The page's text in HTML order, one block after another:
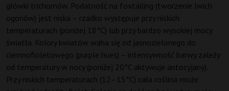
główki trichomów. Podatność na foxtailing (tworzenie lwich
ogonów) jest niska – rzadko występuje przy niskich
temperaturach (poniżej 18°C) lub przy bardzo wysokiej mocy
światła. Kolory kwiatów waha się od jasnozielonego do
ciemnofioletowego (purple hues) – intensywność barwy zależy
od temperatury w nocy (poniżej 20°C aktywuje antocyjany).
Przy niskich temperaturach (12–15°C) cała roślina może